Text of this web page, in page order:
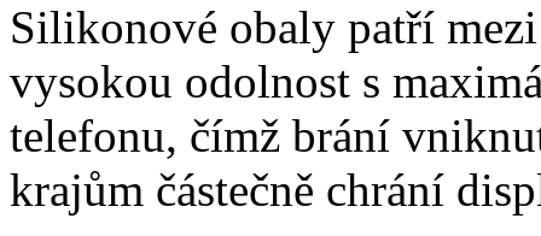
Silikonové obaly patří
vysokou odolnost s
telefonu, čímž brání
krajům částečně chrání